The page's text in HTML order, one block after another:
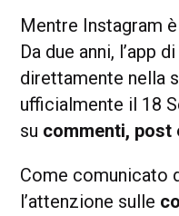
Mentre Instagram
Da due anni, l’app
direttamente nella
ufficialmente il 18
su commenti, post
Come comunicato
l’attenzione sulle